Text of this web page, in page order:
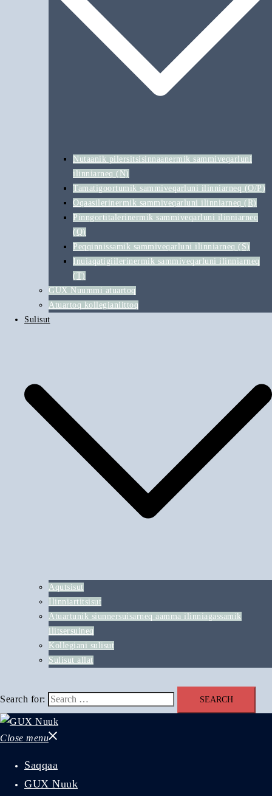
Nutaanik pilersitsisinnaanermik sammiveqarluni
ilinniarneq (N)
Tamatigoortumik sammiveqarluni ilinniarneq (O/P)
Oqaasilerinermik sammiveqarluni ilinniarneq (R)
Pinngortitalerinermik sammiveqarluni ilinniarneq
(Q)
Peqqinnissamik sammiveqarluni ilinniarneq (S)
Inuiaqatigiilerinermik sammiveqarluni ilinniarneq
(T)
GUX Nuummi atuartoq
Atuartoq kollegianiittoq
Sulisut
Aqutsisut
Ilinniartitsisut
Atuartunik siunnersuisarneq aamma ilinniagassamik
ilitsersuineq
Kollegiani sulisut
Sulisut allat
Search for:
Close menu
Saqqaa
GUX Nuuk